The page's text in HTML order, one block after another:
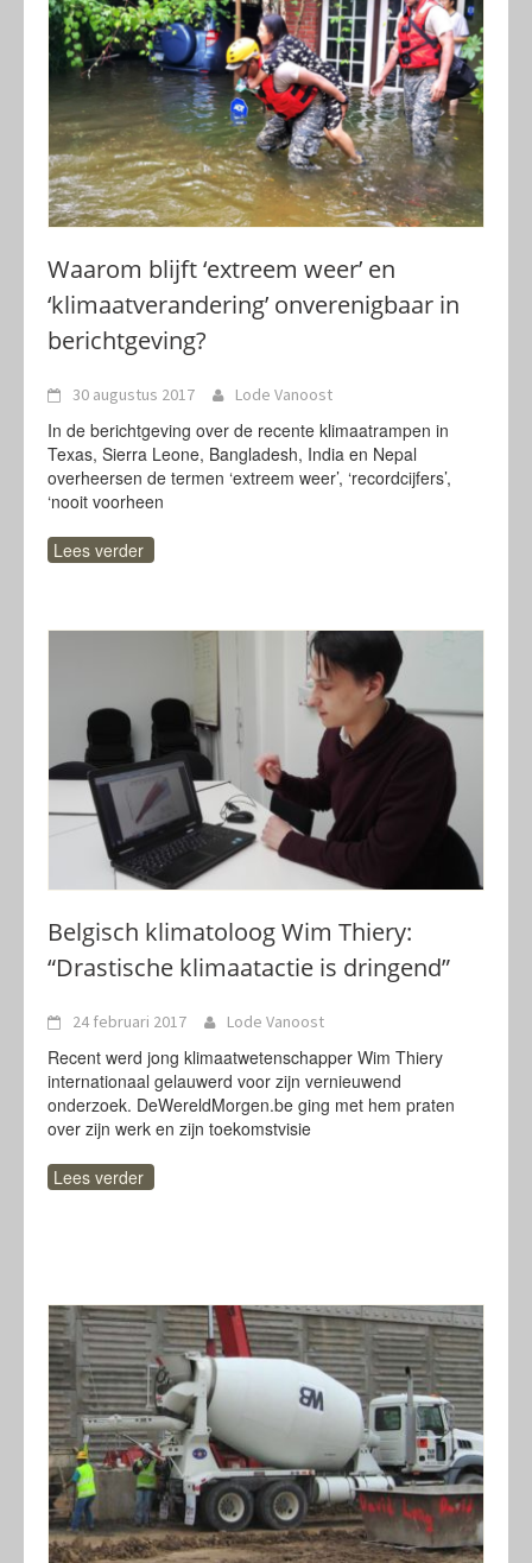
Waarom blijft ‘extreem weer’ en
‘klimaatverandering’ onverenigbaar in
berichtgeving?
30 augustus 2017 Lode Vanoost
In de berichtgeving over de recente klimaatrampen in
Texas, Sierra Leone, Bangladesh, India en Nepal
overheersen de termen ‘extreem weer’, ‘recordcijfers’,
‘nooit voorheen
Lees verder
Belgisch klimatoloog Wim Thiery:
“Drastische klimaatactie is dringend”
24 februari 2017 Lode Vanoost
Recent werd jong klimaatwetenschapper Wim Thiery
internationaal gelauwerd voor zijn vernieuwend
onderzoek. DeWereldMorgen.be ging met hem praten
over zijn werk en zijn toekomstvisie
Lees verder